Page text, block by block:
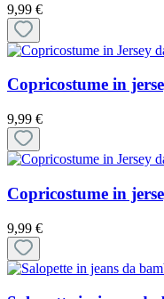
9,99 €
Copricostume in
9,99 €
Copricostume in
9,99 €